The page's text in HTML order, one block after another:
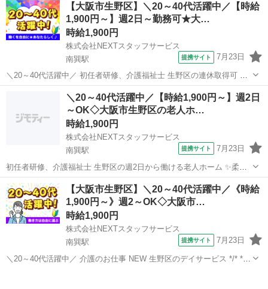
【大阪市生野区】＼20～40代活躍中／【時給
1,900円～】週2日～勤務可★大…
時給1,900円
株式会社NEXTスタッフサービス
南巽駅
提携サイト 7月23日
＼20～40代活躍中／ 初任者研修、介護福祉士 生野区の連休取得可 デ
イハウス */* *フォロー体制ばっちりの環境で働ける!* *人気の日勤ワー
方で...
介護
＼20～40代活躍中／【時給1,900円～】週2日
～OK◇大阪市生野区の老人ホ…
時給1,900円
株式会社NEXTスタッフサービス
南巽駅
提携サイト 7月23日
初任者研修、介護福祉士 生野区の週2日から働ける老人ホーム ✨柔軟
シフトで無理なく働ける♪ ・子育てや家庭と両立したい方にぴったり
・日勤/夜勤/曜日固定/短時間など、ご希望に合わせた働き方OK 【業務
内容】 ・朝の身支...
大阪 南巽駅 介護
【大阪市生野区】＼20～40代活躍中／《時給
1,900円～》週2～OK◇大阪市…
時給1,900円
株式会社NEXTスタッフサービス
南巽駅
提携サイト 7月23日
＼20～40代活躍中／ 介護のお仕事 NEW 生野区のデイサービス */* *フ